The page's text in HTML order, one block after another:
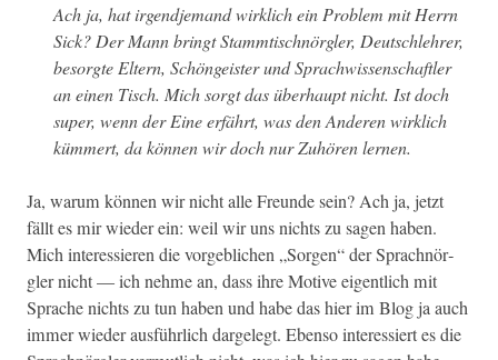
Ach ja, hat irgend­je­mand wirk­lich ein Prob­lem mit Her­rn
Sick? Der Mann bringt Stammtis­chnör­gler, Deutschlehrer,
besorgte Eltern, Schöngeis­ter und Sprach­wis­senschaftler
an einen Tisch. Mich sorgt das über­haupt nicht. Ist doch
super, wenn der Eine erfährt, was den Anderen wirk­lich
küm­mert, da kön­nen wir doch nur Zuhören lernen.
Ja, warum kön­nen wir nicht alle Fre­unde sein? Ach ja, jet­zt
fällt es mir wieder ein: weil wir uns nichts zu sagen haben.
Mich inter­essieren die vorge­blichen „Sor­gen“ der Sprach­nör­
gler nicht — ich nehme an, dass ihre Motive eigentlich mit
Sprache nichts zu tun haben und habe das hier im Blog ja auch
immer wieder aus­führlich dargelegt. Eben­so inter­essiert es die